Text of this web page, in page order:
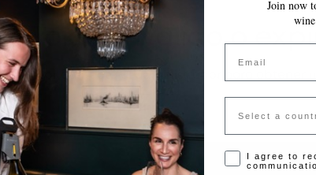
Token inválido o
Por favor contacta al administrador para obtener
Join now
Email
Country
Opt-inI agree to